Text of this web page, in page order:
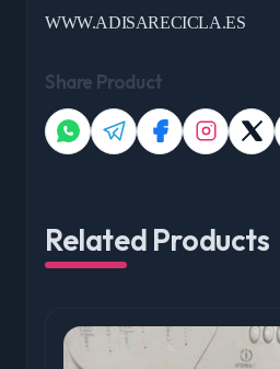
WWW.ADISARECICLA.ES
Share Product
Related Products